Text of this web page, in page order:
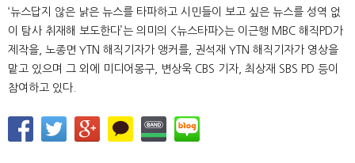
‘뉴스답지 않은 낡은 뉴스를 타파하고 시민들이 보고 싶은 뉴스를 성역 없
이 탐사 취재해 보도한다’는 의미의 <뉴스타파>는 이근행 MBC 해직PD가
제작을, 노종면 YTN 해직기자가 앵커를, 권석재 YTN 해직기자가 영상을
맡고 있으며 그 외에 미디어몽구, 변상욱 CBS 기자, 최상재 SBS PD 등이
참여하고 있다.